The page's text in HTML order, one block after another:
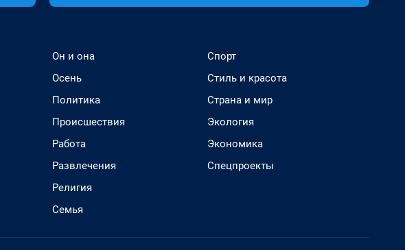
Он и она
Осень
Политика
Происшествия
Работа
Развлечения
Религия
Семья
Спорт
Стиль и красота
Страна и мир
Экология
Экономика
Спецпроекты